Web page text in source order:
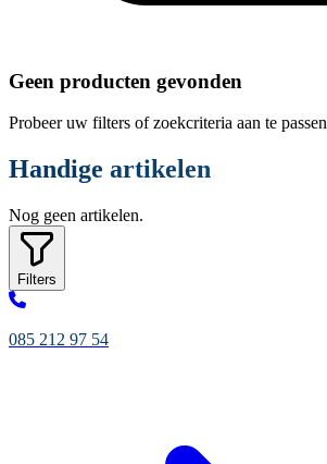
Geen producten gevonden
Probeer uw filters of zoekcriteria aan te passen
Handige artikelen
Nog geen artikelen.
Filters
085 212 97 54